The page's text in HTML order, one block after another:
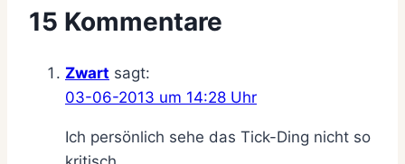
15 Kommentare
Zwart sagt:
03-06-2013 um 14:28 Uhr
Ich persönlich sehe das Tick-Ding nicht so